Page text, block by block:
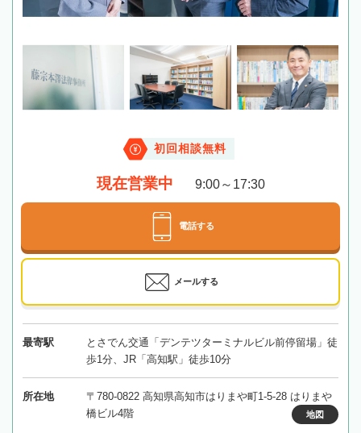
初回相談無料
現在営業中 9:00～17:30
電話する
メールする
最寄駅
とさでん交通「デンテツターミナルビル前停留場」徒
歩1分、JR「高知駅」徒歩10分
所在地
〒780-0822 高知県高知市はりまや町1-5-28 はりまや
橋ビル4階
地図